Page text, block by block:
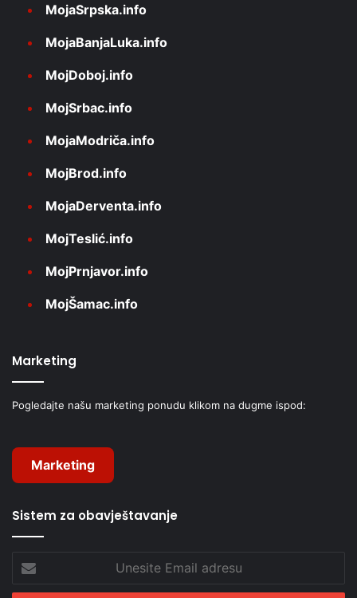
MojaSrpska.info
MojaBanjaLuka.info
MojDoboj.info
MojSrbac.info
MojaModriča.info
MojBrod.info
MojaDerventa.info
MojTeslić.info
MojPrnjavor.info
MojŠamac.info
Marketing
Pogledajte našu marketing ponudu klikom na dugme ispod:
Marketing
Sistem za obavještavanje
Email
adresu